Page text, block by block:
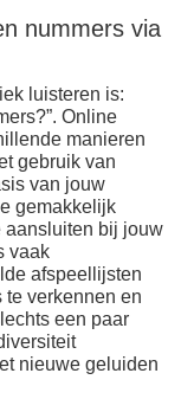
nummers via
luisteren is:
Online
manieren
gebruik van
van jouw
gemakkelijk
aansluiten bij jouw
vaak
afspeellijsten
verkennen en
een paar
nieuwe geluiden